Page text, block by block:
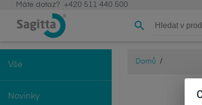
Máte dotaz? +420 511 440 500
Vše
Novinky
Domů /